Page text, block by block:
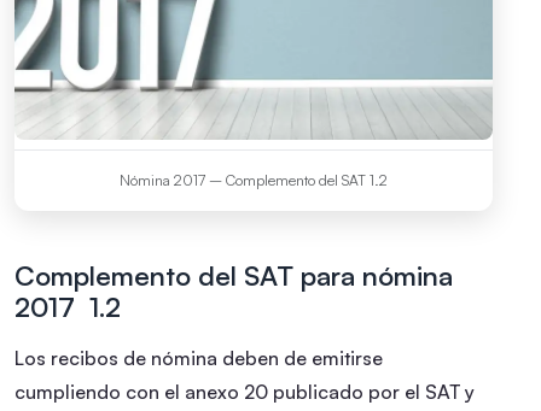
Nómina 2017 – Complemento del SAT 1.2
Complemento del SAT para nómina
2017 1.2
Los recibos de nómina deben de emitirse
cumpliendo con el anexo 20 publicado por el SAT y